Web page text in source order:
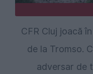
CFR Cluj joacă
de la Tromso.
adversar de